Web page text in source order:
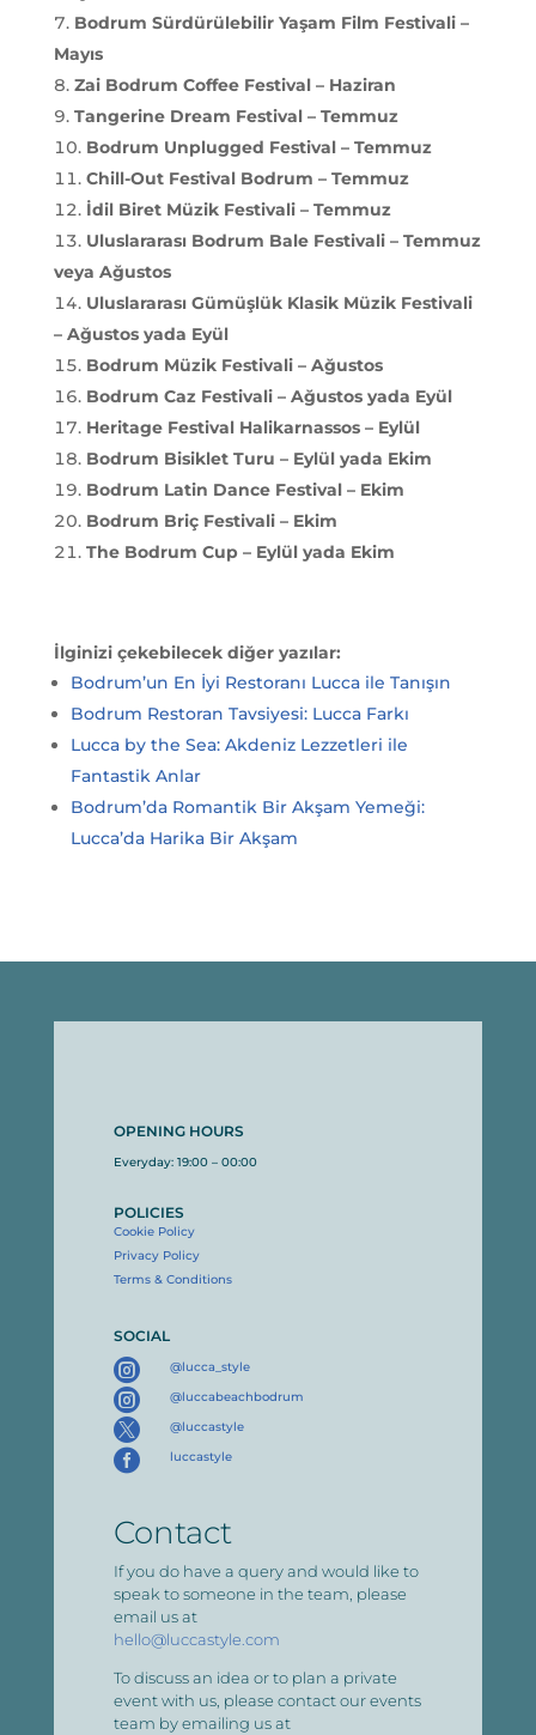
Bodrum Sürdürülebilir Yaşam Film Festivali –
Mayıs
Zai Bodrum Coffee Festival – Haziran
Tangerine Dream Festival – Temmuz
Bodrum Unplugged Festival – Temmuz
Chill-Out Festival Bodrum – Temmuz
İdil Biret Müzik Festivali – Temmuz
Uluslararası Bodrum Bale Festivali – Temmuz
veya Ağustos
Uluslararası Gümüşlük Klasik Müzik Festivali
– Ağustos yada Eyül
Bodrum Müzik Festivali – Ağustos
Bodrum Caz Festivali – Ağustos yada Eyül
Heritage Festival Halikarnassos – Eylül
Bodrum Bisiklet Turu – Eylül yada Ekim
Bodrum Latin Dance Festival – Ekim
Bodrum Briç Festivali – Ekim
The Bodrum Cup – Eylül yada Ekim
İlginizi çekebilecek diğer yazılar:
Bodrum’un En İyi Restoranı Lucca ile Tanışın
Bodrum Restoran Tavsiyesi: Lucca Farkı
Lucca by the Sea: Akdeniz Lezzetleri ile
Fantastik Anlar
Bodrum’da Romantik Bir Akşam Yemeği:
Lucca’da Harika Bir Akşam
OPENING HOURS
Everyday: 19:00 – 00:00
POLICIES
Cookie Policy
Privacy Policy
Terms & Conditions
SOCIAL
 @lucca_style
 @luccabeachbodrum
 @luccastyle
 luccastyle
Contact
If you do have a query and would like to
speak to someone in the team, please
email us at
hello@luccastyle.com
To discuss an idea or to plan a private
event with us, please contact our events
team by emailing us at